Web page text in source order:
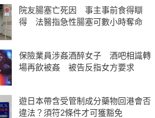
院友腸塞亡死因 事主事前食得瞓
得 法醫指急性腸塞可數小時奪命
保險業員涉姦酒醉女子 酒吧相識轉
場再飲被姦 被告反指女方要求
遊日本帶含受管制成分藥物回港會否
違法？須符2條件才可獲豁免